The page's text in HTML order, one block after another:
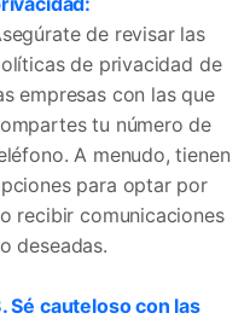
de revisar las
de privacidad de
empresas con las que
tu número de
A menudo, tienen
para optar por
recibir comunicaciones
deseadas.
Sé cauteloso con las